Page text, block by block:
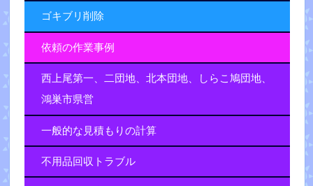
ゴキブリ削除
依頼の作業事例
西上尾第一、二団地、北本団地、しらこ鳩団地、
鴻巣市県営
一般的な見積もりの計算
不用品回収トラブル